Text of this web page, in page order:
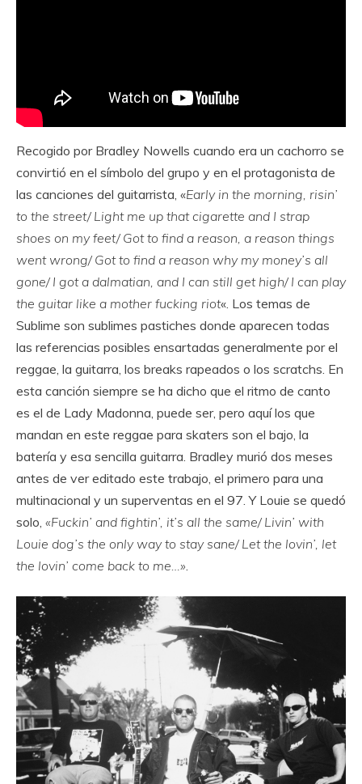
Recogido por Bradley Nowells cuando era un cachorro se
convirtió en el símbolo del grupo y en el protagonista de
las canciones del guitarrista, «Early in the morning, risin’
to the street/ Light me up that cigarette and I strap
shoes on my feet/ Got to find a reason, a reason things
went wrong/ Got to find a reason why my money’s all
gone/ I got a dalmatian, and I can still get high/ I can play
the guitar like a mother fucking riot«. Los temas de
Sublime son sublimes pastiches donde aparecen todas
las referencias posibles ensartadas generalmente por el
reggae, la guitarra, los breaks rapeados o los scratchs. En
esta canción siempre se ha dicho que el ritmo de canto
es el de Lady Madonna, puede ser, pero aquí los que
mandan en este reggae para skaters son el bajo, la
batería y esa sencilla guitarra. Bradley murió dos meses
antes de ver editado este trabajo, el primero para una
multinacional y un superventas en el 97. Y Louie se quedó
solo, «Fuckin’ and fightin’, it’s all the same/ Livin’ with
Louie dog’s the only way to stay sane/ Let the lovin’, let
the lovin’ come back to me…»